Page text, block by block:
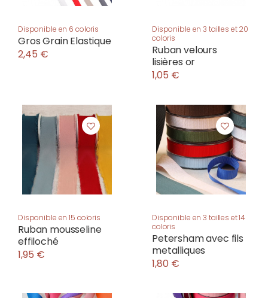
Disponible en 6 coloris
Gros Grain Elastique
2,45 €
Disponible en 3 tailles et 20
coloris
Ruban velours
lisières or
1,05 €
Disponible en 15 coloris
Ruban mousseline
effiloché
1,95 €
Disponible en 3 tailles et 14
coloris
Petersham avec fils
metalliques
1,80 €